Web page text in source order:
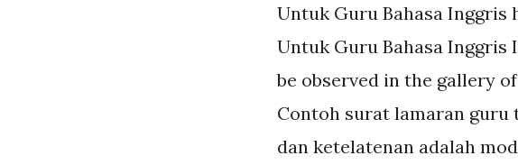
Untuk Guru Bahasa Inggris
Untuk Guru Bahasa
be observed in the gallery
Contoh surat lamaran guru
dan ketelatenan adalah